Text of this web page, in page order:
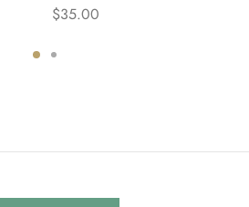
$35.00